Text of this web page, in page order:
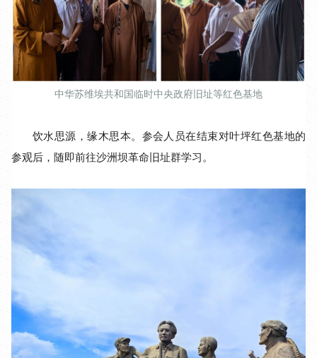
中华苏维埃共和国临时中央政府旧址等红色基地
饮水思源，缘木思本。参会人员在结束对叶坪红色基地的
参观后，随即前往沙洲坝革命旧址群学习。